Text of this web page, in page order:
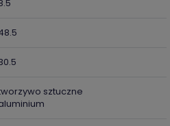
sztuczne